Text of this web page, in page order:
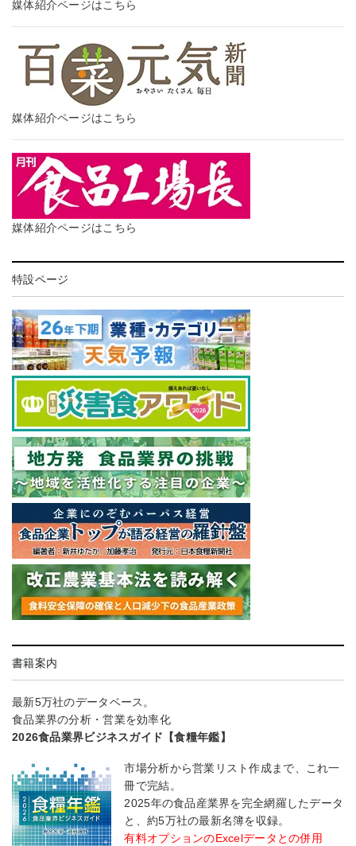
媒体紹介ページはこちら
媒体紹介ページはこちら
媒体紹介ページはこちら
特設ページ
書籍案内
最新5万社のデータベース。
食品業界の分析・営業を効率化
2026食品業界ビジネスガイド【食糧年鑑】
市場分析から営業リスト作成まで、これ一
冊で完結。
2025年の食品産業界を完全網羅したデータ
と、約5万社の最新名簿を収録。
有料オプションのExcelデータとの併用